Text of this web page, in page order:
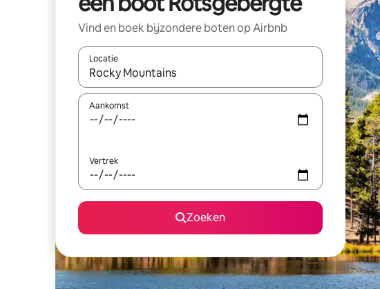
Vind en boek bijzondere boten op Airbnb
Locatie
Wanneer er suggesties beschikbaar zijn, maak je een keuze
Aankomst
Vertrek
Zoeken